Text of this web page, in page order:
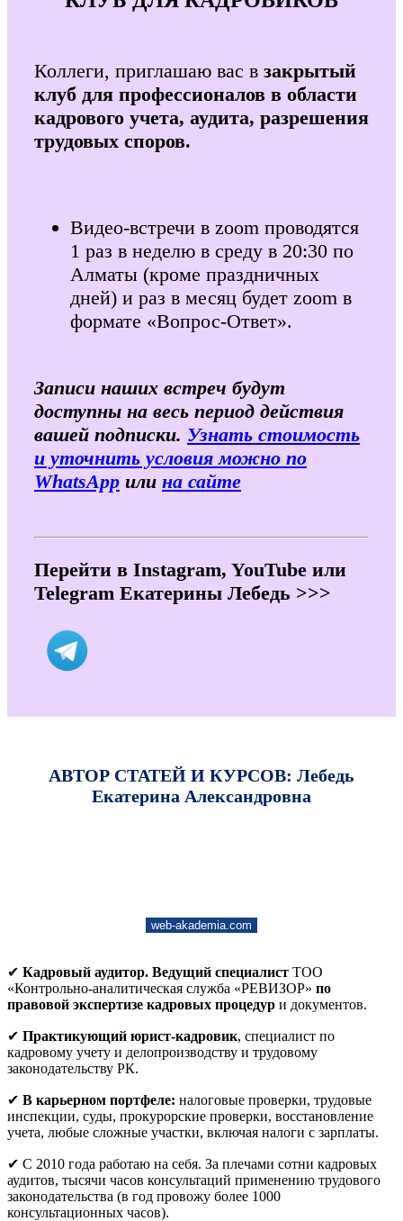
Коллеги, приглашаю вас в закрытый
клуб для профессионалов в области
кадрового учета, аудита, разрешения
трудовых споров.
Видео-встречи в zoom проводятся
1 раз в неделю в среду в 20:30 по
Алматы (кроме праздничных
дней) и раз в месяц будет zoom в
формате «Вопрос-Ответ».
Записи наших встреч будут
доступны на весь период действия
вашей подписки. Узнать стоимость
и уточнить условия можно по
WhatsApp или на сайте
Перейти в Instagram, YouTube или
Telegram Екатерины Лебедь >>>
АВТОР СТАТЕЙ И КУРСОВ: Лебедь
Екатерина Александровна
web-akademia.com
✔ Кадровый аудитор. Ведущий специалист ТОО
«Контрольно-аналитическая служба «РЕВИЗОР» по
правовой экспертизе кадровых процедур и документов.
✔ Практикующий юрист-кадровик, специалист по
кадровому учету и делопроизводству и трудовому
законодательству РК.
✔ В карьерном портфеле: налоговые проверки, трудовые
инспекции, суды, прокурорские проверки, восстановление
учета, любые сложные участки, включая налоги с зарплаты.
✔ С 2010 года работаю на себя. За плечами сотни кадровых
аудитов, тысячи часов консультаций применению трудового
законодательства (в год провожу более 1000
консультационных часов).